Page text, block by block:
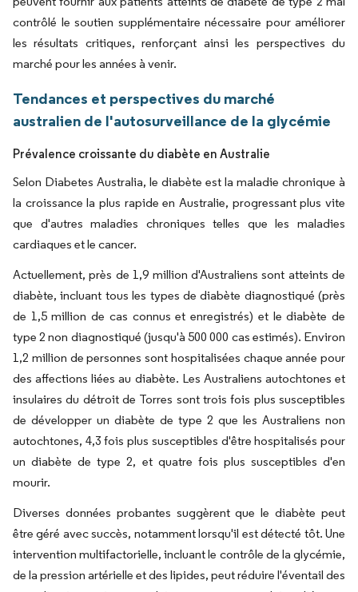
contrôlé le soutien supplémentaire nécessaire pour améliorer
les résultats critiques, renforçant ainsi les perspectives du
marché pour les années à venir.
Tendances et perspectives du marché
australien de l'autosurveillance de la glycémie
Prévalence croissante du diabète en Australie
Selon Diabetes Australia, le diabète est la maladie chronique à
la croissance la plus rapide en Australie, progressant plus vite
que d'autres maladies chroniques telles que les maladies
cardiaques et le cancer.
Actuellement, près de 1,9 million d'Australiens sont atteints de
diabète, incluant tous les types de diabète diagnostiqué (près
de 1,5 million de cas connus et enregistrés) et le diabète de
type 2 non diagnostiqué (jusqu'à 500 000 cas estimés). Environ
1,2 million de personnes sont hospitalisées chaque année pour
des affections liées au diabète. Les Australiens autochtones et
insulaires du détroit de Torres sont trois fois plus susceptibles
de développer un diabète de type 2 que les Australiens non
autochtones, 4,3 fois plus susceptibles d'être hospitalisés pour
un diabète de type 2, et quatre fois plus susceptibles d'en
mourir.
Diverses données probantes suggèrent que le diabète peut
être géré avec succès, notamment lorsqu'il est détecté tôt. Une
intervention multifactorielle, incluant le contrôle de la glycémie,
de la pression artérielle et des lipides, peut réduire l'éventail des